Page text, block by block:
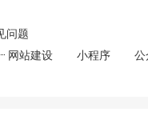
问题
网站建设
小程序 公